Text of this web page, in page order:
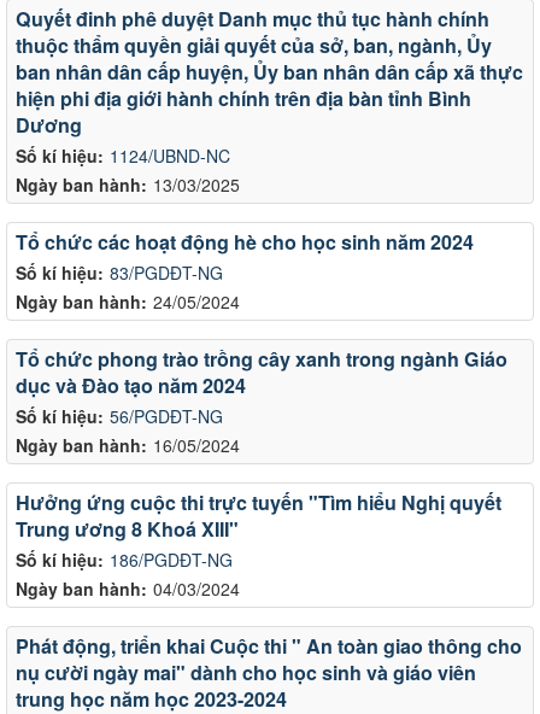
Số kí hiệu: 1124/UBND-NC
Ngày ban hành: 13/03/2025
Quyết đinh phê duyệt Danh mục thủ tục hành chính
thuộc thẩm quyền giải quyết của sở, ban, ngành, Ủy
ban nhân dân cấp huyện, Ủy ban nhân dân cấp xã thực
hiện phi địa giới hành chính trên địa bàn tỉnh Bình
Dương
Số kí hiệu: 83/PGDĐT-NG
Ngày ban hành: 24/05/2024
Tổ chức các hoạt động hè cho học sinh năm 2024
Số kí hiệu: 56/PGDĐT-NG
Ngày ban hành: 16/05/2024
Tổ chức phong trào trồng cây xanh trong ngành Giáo
dục và Đào tạo năm 2024
Số kí hiệu: 186/PGDĐT-NG
Ngày ban hành: 04/03/2024
Hưởng ứng cuộc thi trực tuyến "Tìm hiểu Nghị quyết
Trung ương 8 Khoá XIII"
Phát động, triển khai Cuộc thi " An toàn giao thông cho
nụ cười ngày mai" dành cho học sinh và giáo viên
trung học năm học 2023-2024